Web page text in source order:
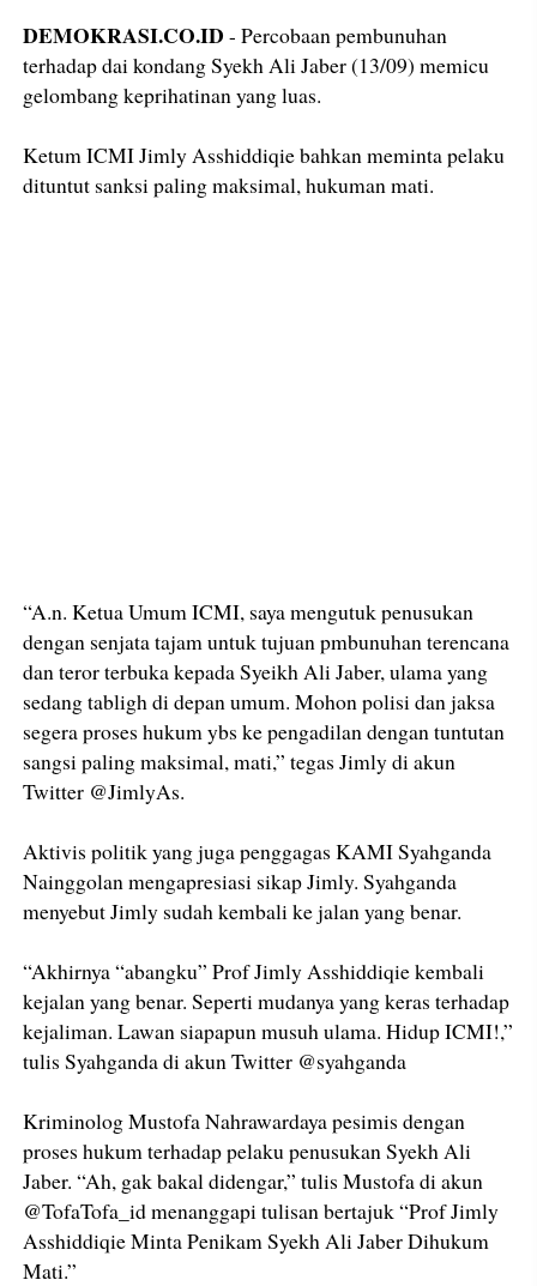
DEMOKRASI.CO.ID - Percobaan pembunuhan
terhadap dai kondang Syekh Ali Jaber (13/09) memicu
gelombang keprihatinan yang luas.
Ketum ICMI Jimly Asshiddiqie bahkan meminta pelaku
dituntut sanksi paling maksimal, hukuman mati.
“A.n. Ketua Umum ICMI, saya mengutuk penusukan
dengan senjata tajam untuk tujuan pmbunuhan terencana
dan teror terbuka kepada Syeikh Ali Jaber, ulama yang
sedang tabligh di depan umum. Mohon polisi dan jaksa
segera proses hukum ybs ke pengadilan dengan tuntutan
sangsi paling maksimal, mati,” tegas Jimly di akun
Twitter @JimlyAs.
Aktivis politik yang juga penggagas KAMI Syahganda
Nainggolan mengapresiasi sikap Jimly. Syahganda
menyebut Jimly sudah kembali ke jalan yang benar.
“Akhirnya “abangku” Prof Jimly Asshiddiqie kembali
kejalan yang benar. Seperti mudanya yang keras terhadap
kejaliman. Lawan siapapun musuh ulama. Hidup ICMI!,”
tulis Syahganda di akun Twitter @syahganda
Kriminolog Mustofa Nahrawardaya pesimis dengan
proses hukum terhadap pelaku penusukan Syekh Ali
Jaber. “Ah, gak bakal didengar,” tulis Mustofa di akun
@TofaTofa_id menanggapi tulisan bertajuk “Prof Jimly
Asshiddiqie Minta Penikam Syekh Ali Jaber Dihukum
Mati.”